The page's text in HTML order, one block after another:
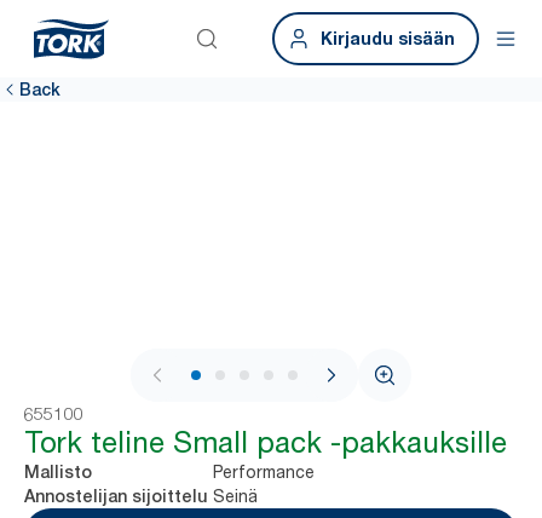
Kirjaudu sisään
Back
1 / 6
655100
Tork teline Small pack -pakkauksille
Mallisto Performance
Annostelijan sijoittelu Seinä